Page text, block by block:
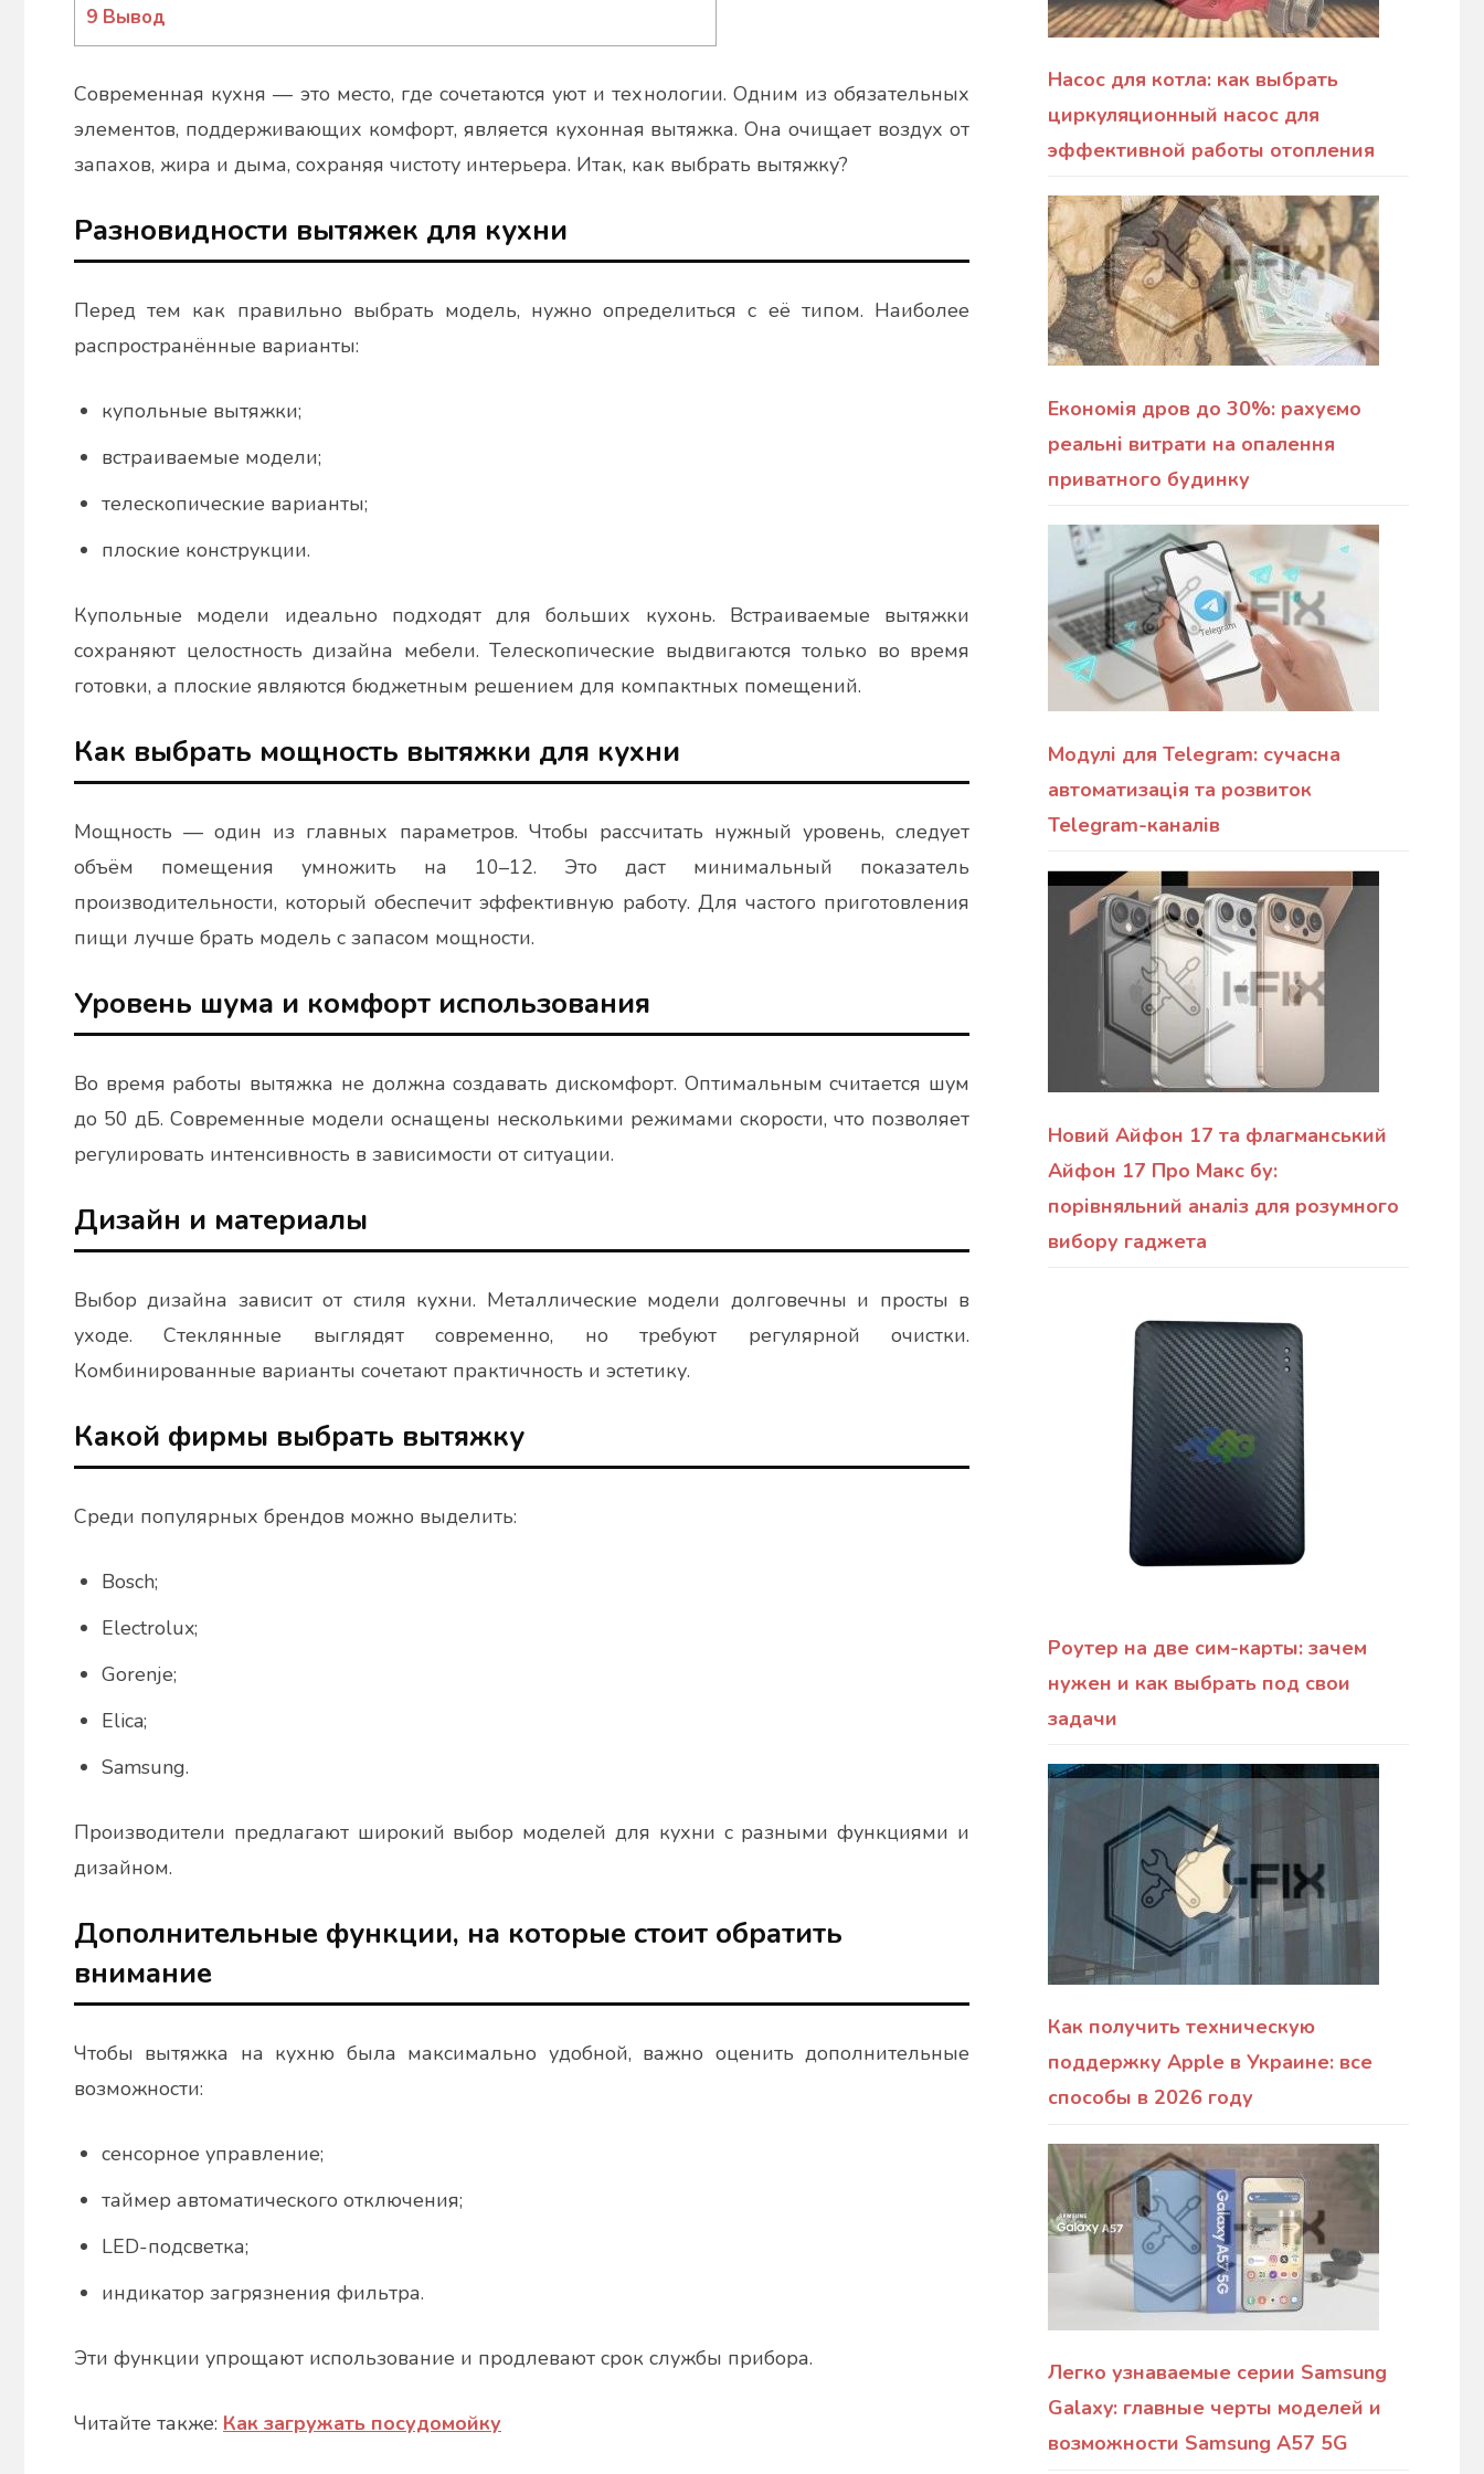
9 Вывод
Современная кухня — это место, где сочетаются уют и технологии. Одним из обязательных
элементов, поддерживающих комфорт, является кухонная вытяжка. Она очищает воздух от
запахов, жира и дыма, сохраняя чистоту интерьера. Итак, как выбрать вытяжку?
Разновидности вытяжек для кухни
Перед тем как правильно выбрать модель, нужно определиться с её типом. Наиболее
распространённые варианты:
купольные вытяжки;
встраиваемые модели;
телескопические варианты;
плоские конструкции.
Купольные модели идеально подходят для больших кухонь. Встраиваемые вытяжки
сохраняют целостность дизайна мебели. Телескопические выдвигаются только во время
готовки, а плоские являются бюджетным решением для компактных помещений.
Как выбрать мощность вытяжки для кухни
Мощность — один из главных параметров. Чтобы рассчитать нужный уровень, следует
объём помещения умножить на 10–12. Это даст минимальный показатель
производительности, который обеспечит эффективную работу. Для частого приготовления
пищи лучше брать модель с запасом мощности.
Уровень шума и комфорт использования
Во время работы вытяжка не должна создавать дискомфорт. Оптимальным считается шум
до 50 дБ. Современные модели оснащены несколькими режимами скорости, что позволяет
регулировать интенсивность в зависимости от ситуации.
Дизайн и материалы
Выбор дизайна зависит от стиля кухни. Металлические модели долговечны и просты в
уходе. Стеклянные выглядят современно, но требуют регулярной очистки.
Комбинированные варианты сочетают практичность и эстетику.
Какой фирмы выбрать вытяжку
Среди популярных брендов можно выделить:
Bosch;
Electrolux;
Gorenje;
Elica;
Samsung.
Производители предлагают широкий выбор моделей для кухни с разными функциями и
дизайном.
Дополнительные функции, на которые стоит обратить
внимание
Чтобы вытяжка на кухню была максимально удобной, важно оценить дополнительные
возможности:
сенсорное управление;
таймер автоматического отключения;
LED-подсветка;
индикатор загрязнения фильтра.
Эти функции упрощают использование и продлевают срок службы прибора.
Читайте также: Как загружать посудомойку
Насос для котла: как выбрать
циркуляционный насос для
эффективной работы отопления
Економія дров до 30%: рахуємо
реальні витрати на опалення
приватного будинку
Модулі для Telegram: сучасна
автоматизація та розвиток
Telegram-каналів
Новий Айфон 17 та флагманський
Айфон 17 Про Макс бу:
порівняльний аналіз для розумного
вибору гаджета
Роутер на две сим-карты: зачем
нужен и как выбрать под свои
задачи
Как получить техническую
поддержку Apple в Украине: все
способы в 2026 году
Легко узнаваемые серии Samsung
Galaxy: главные черты моделей и
возможности Samsung A57 5G